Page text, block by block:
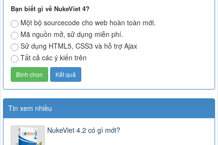
Bạn biết gì về NukeViet 4?
Một bộ sourcecode cho web hoàn toàn mới.
Mã nguồn mở, sử dụng miễn phí.
Sử dụng HTML5, CSS3 và hỗ trợ Ajax
Tất cả các ý kiến trên
Tin xem nhiều
NukeViet 4.2 có gì mới?